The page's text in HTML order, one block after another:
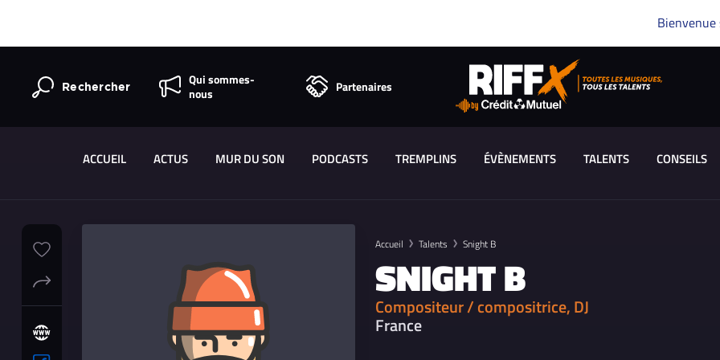
Bienvenue
Rechercher
Qui sommes-
nous
Partenaires
ACCUEIL ACTUS MUR DU SON PODCASTS TREMPLINS ÉVÈNEMENTS TALENTS CONSEILS
Accueil Talents Snight B
SNIGHT B
Compositeur / compositrice, DJ
France